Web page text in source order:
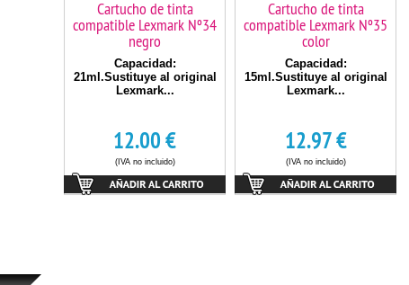
Cartucho de tinta
compatible Lexmark Nº34
negro
Capacidad:
21ml.Sustituye al original
Lexmark...
12.00€
(IVA no incluido)
Cartucho de tinta
compatible Lexmark Nº35
color
Capacidad:
15ml.Sustituye al original
Lexmark...
12.97€
(IVA no incluido)